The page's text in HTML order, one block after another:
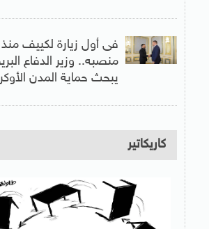
فى أول زيارة لكييف منذ
منصبه.. وزير الدفاع
يبحث حماية المدن
كاريكاتير